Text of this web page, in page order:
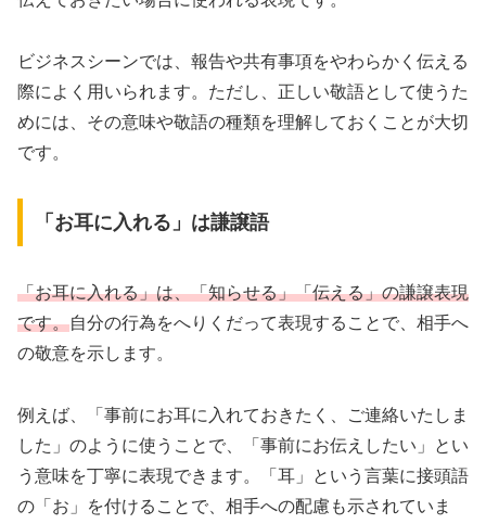
ビジネスシーンでは、報告や共有事項をやわらかく伝える
際によく用いられます。ただし、正しい敬語として使うた
めには、その意味や敬語の種類を理解しておくことが大切
です。
「お耳に入れる」は謙譲語
「お耳に入れる」は、「知らせる」「伝える」の謙譲表現
です。自分の行為をへりくだって表現することで、相手へ
の敬意を示します。
例えば、「事前にお耳に入れておきたく、ご連絡いたしま
した」のように使うことで、「事前にお伝えしたい」とい
う意味を丁寧に表現できます。「耳」という言葉に接頭語
の「お」を付けることで、相手への配慮も示されていま